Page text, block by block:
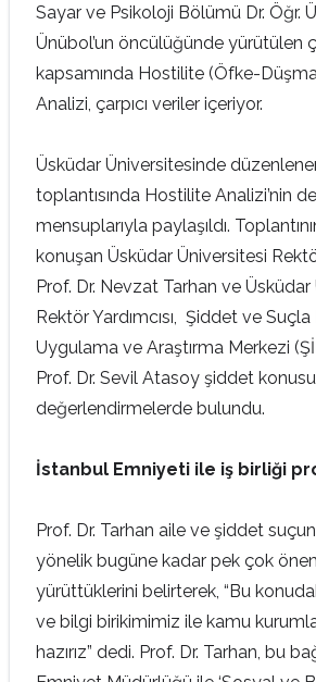
Sayar ve Psikoloji Bölümü Dr. Öğr.
Ünübol’un öncülüğünde yürütülen
kapsamında Hostilite (Öfke-
Analizi, çarpıcı veriler içeriyor.
Üsküdar Üniversitesinde
toplantısında Hostilite Analizi’nin
mensuplarıyla paylaşıldı.
konuşan Üsküdar Üniversitesi
Prof. Dr. Nevzat Tarhan ve Üsküdar
Rektör Yardımcısı, Şiddet ve
Uygulama ve Araştırma Merkezi
Prof. Dr. Sevil Atasoy şiddet
değerlendirmelerde bulundu.
İstanbul Emniyeti ile iş birliği
Prof. Dr. Tarhan aile ve şiddet
yönelik bugüne kadar pek çok
yürüttüklerini belirterek, “Bu
ve bilgi birikimimiz ile kamu
hazırız” dedi. Prof. Dr. Tarhan, bu